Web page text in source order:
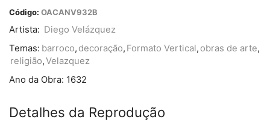
Código: OACANV932B
Artista: Diego Velázquez
Temas: barroco, decoração, Formato Vertical , obras de arte,
religião,Velazquez
Ano da Obra: 1632
Detalhes da Reprodução